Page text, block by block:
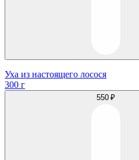
Уха из настоящего лосося
300 г
550 ₽